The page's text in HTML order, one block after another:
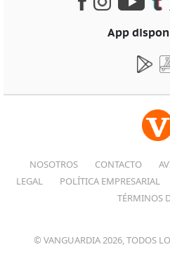
App
NOSOTROS CONTACTO
LEGAL
POLÍTICA EMPRESARIAL
TÉRMINOS
© VANGUARDIA 2026, TODOS